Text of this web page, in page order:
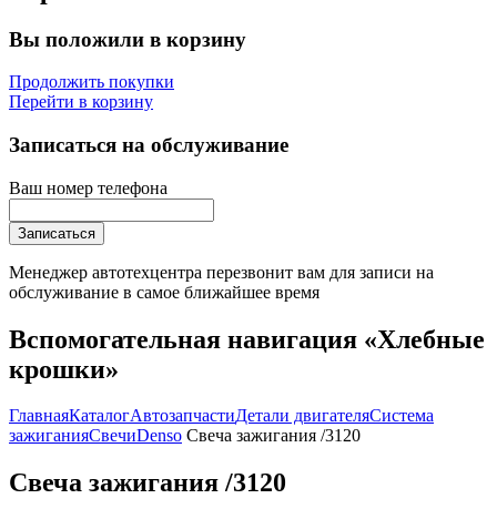
Вы положили в корзину
Продолжить покупки
Перейти в корзину
Записаться на обслуживание
Ваш номер телефона
Записаться
Менеджер автотехцентра перезвонит вам для записи на
обслуживание в самое ближайшее время
Вспомогательная навигация «Хлебные
крошки»
ГлавнаяКаталогАвтозапчастиДетали двигателяСистема
зажиганияСвечиDenso Свеча зажигания /3120
Свеча зажигания /3120